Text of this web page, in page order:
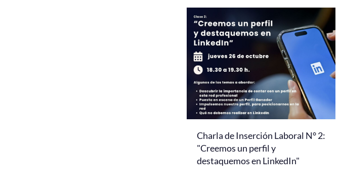
Charla de Inserción Laboral N° 2:
"Creemos un perfil y
destaquemos en LinkedIn"